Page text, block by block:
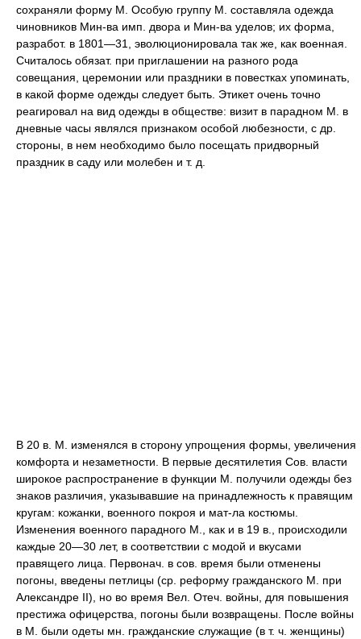
сохраняли форму М. Особую группу М. составляла одежда
чиновников Мин-ва имп. двора и Мин-ва уделов; их форма,
разработ. в 1801—31, эволюционировала так же, как военная.
Считалось обязат. при приглашении на разного рода
совещания, церемонии или праздники в повестках упоминать,
в какой форме одежды следует быть. Этикет очень точно
реагировал на вид одежды в обществе: визит в парадном М. в
дневные часы являлся признаком особой любезности, с др.
стороны, в нем необходимо было посещать придворный
праздник в саду или молебен и т. д.
В 20 в. М. изменялся в сторону упрощения формы, увеличения
комфорта и незаметности. В первые десятилетия Сов. власти
широкое распространение в функции М. получили одежды без
знаков различия, указывавшие на принадлежность к правящим
кругам: кожанки, военного покроя и мат-ла костюмы.
Изменения военного парадного М., как и в 19 в., происходили
каждые 20—30 лет, в соответствии с модой и вкусами
правящего лица. Первонач. в сов. время были отменены
погоны, введены петлицы (ср. реформу гражданского М. при
Александре II), но во время Вел. Отеч. войны, для повышения
престижа офицерства, погоны были возвращены. После войны
в М. были одеты мн. гражданские служащие (в т. ч. женщины)